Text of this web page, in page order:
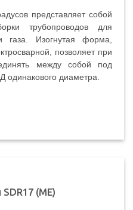
представляет собой
трубопроводов для
газа. Изогнутая форма,
позволяет при
между собой под
одинакового диаметра.
(ME)